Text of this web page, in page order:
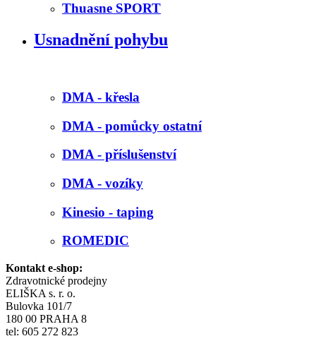
Thuasne SPORT
Usnadnění pohybu
DMA - křesla
DMA - pomůcky ostatní
DMA - příslušenství
DMA - vozíky
Kinesio - taping
ROMEDIC
Kontakt e-shop:
Zdravotnické prodejny
ELIŠKA s. r. o.
Bulovka 101/7
180 00 PRAHA 8
tel: 605 272 823